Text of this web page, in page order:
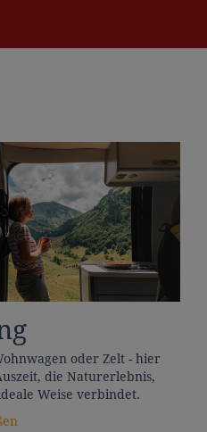
oder Zelt - hier
die Naturerlebnis,
Weise verbindet.